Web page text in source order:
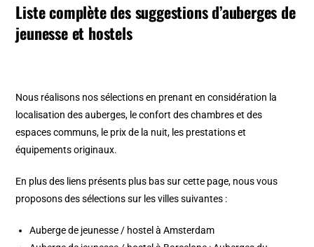
Liste complète des suggestions d’auberges de
jeunesse et hostels
Nous réalisons nos sélections en prenant en considération la
localisation des auberges, le confort des chambres et des
espaces communs, le prix de la nuit, les prestations et
équipements originaux.
En plus des liens présents plus bas sur cette page, nous vous
proposons des sélections sur les villes suivantes :
Auberge de jeunesse / hostel à Amsterdam